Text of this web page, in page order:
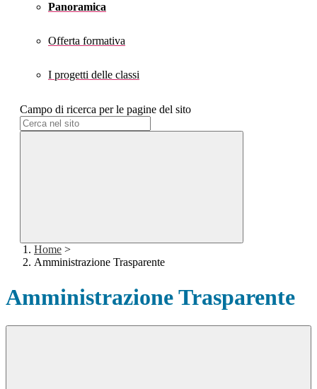
Panoramica
Offerta formativa
I progetti delle classi
Campo di ricerca per le pagine del sito
Home >
Amministrazione Trasparente
Amministrazione Trasparente